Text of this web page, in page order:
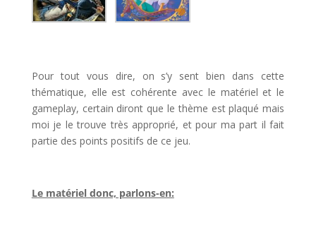
Pour tout vous dire, on s’y sent bien dans cette
thématique, elle est cohérente avec le matériel et le
gameplay, certain diront que le thème est plaqué mais
moi je le trouve très approprié, et pour ma part il fait
partie des points positifs de ce jeu.
Le matériel donc, parlons-en: